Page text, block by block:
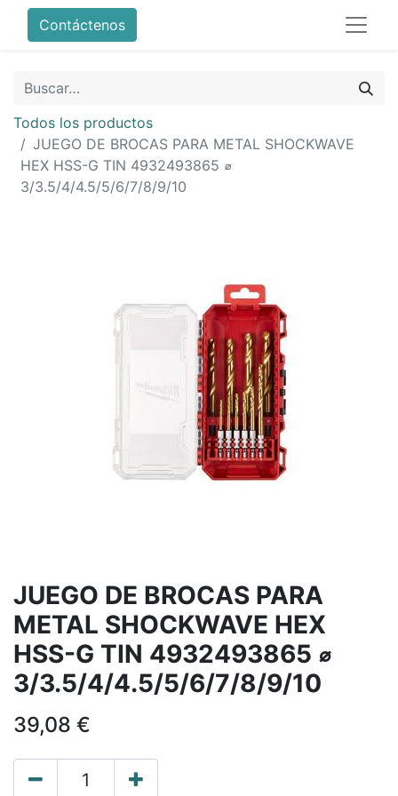
Contáctenos
Todos los productos
JUEGO DE BROCAS PARA METAL SHOCKWAVE
HEX HSS-G TIN 4932493865 ⌀
3/3.5/4/4.5/5/6/7/8/9/10
JUEGO DE BROCAS PARA
METAL SHOCKWAVE HEX
HSS-G TIN 4932493865 ⌀
3/3.5/4/4.5/5/6/7/8/9/10
39,08 €